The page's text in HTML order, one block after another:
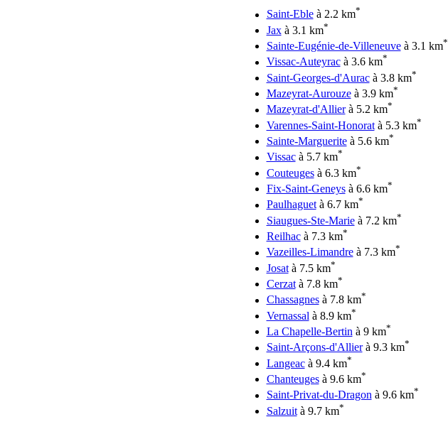
Saint-Ebleà 2.2 km*
Jaxà 3.1 km*
Sainte-Eugénie-de-Villeneuveà 3.1 km*
Vissac-Auteyracà 3.6 km*
Saint-Georges-d'Auracà 3.8 km*
Mazeyrat-Aurouzeà 3.9 km*
Mazeyrat-d'Allierà 5.2 km*
Varennes-Saint-Honoratà 5.3 km*
Sainte-Margueriteà 5.6 km*
Vissacà 5.7 km*
Couteugesà 6.3 km*
Fix-Saint-Geneysà 6.6 km*
Paulhaguetà 6.7 km*
Siaugues-Ste-Marieà 7.2 km*
Reilhacà 7.3 km*
Vazeilles-Limandreà 7.3 km*
Josatà 7.5 km*
Cerzatà 7.8 km*
Chassagnesà 7.8 km*
Vernassal à 8.9 km*
La Chapelle-Bertin à 9 km*
Saint-Arçons-d'Allierà 9.3 km*
Langeacà 9.4 km*
Chanteugesà 9.6 km*
Saint-Privat-du-Dragonà 9.6 km*
Salzuità 9.7 km*